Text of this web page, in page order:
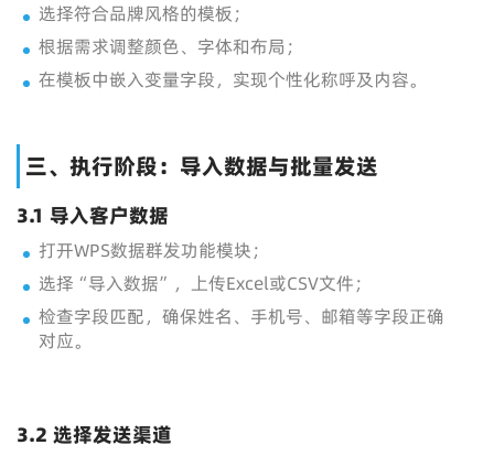
选择符合品牌风格的模板；
根据需求调整颜色、字体和布局；
在模板中嵌入变量字段，实现个性化称呼及内容。
三、执行阶段：导入数据与批量发送
3.1 导入客户数据
打开WPS数据群发功能模块；
选择“导入数据”，上传Excel或CSV文件；
检查字段匹配，确保姓名、手机号、邮箱等字段正确
对应。
3.2 选择发送渠道